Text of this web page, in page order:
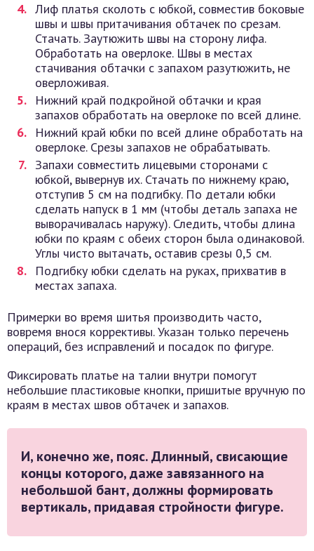
Лиф платья сколоть с юбкой, совместив боковые
швы и швы притачивания обтачек по срезам.
Стачать. Заутюжить швы на сторону лифа.
Обработать на оверлоке. Швы в местах
стачивания обтачки с запахом разутюжить, не
оверложивая.
Нижний край подкройной обтачки и края
запахов обработать на оверлоке по всей длине.
Нижний край юбки по всей длине обработать на
оверлоке. Срезы запахов не обрабатывать.
Запахи совместить лицевыми сторонами с
юбкой, вывернув их. Стачать по нижнему краю,
отступив 5 см на подгибку. По детали юбки
сделать напуск в 1 мм (чтобы деталь запаха не
выворачивалась наружу). Следить, чтобы длина
юбки по краям с обеих сторон была одинаковой.
Углы чисто вытачать, оставив срезы 0,5 см.
Подгибку юбки сделать на руках, прихватив в
местах запаха.
Примерки во время шитья производить часто,
вовремя внося коррективы. Указан только перечень
операций, без исправлений и посадок по фигуре.
Фиксировать платье на талии внутри помогут
небольшие пластиковые кнопки, пришитые вручную по
краям в местах швов обтачек и запахов.
И, конечно же, пояс. Длинный, свисающие
концы которого, даже завязанного на
небольшой бант, должны формировать
вертикаль, придавая стройности фигуре.